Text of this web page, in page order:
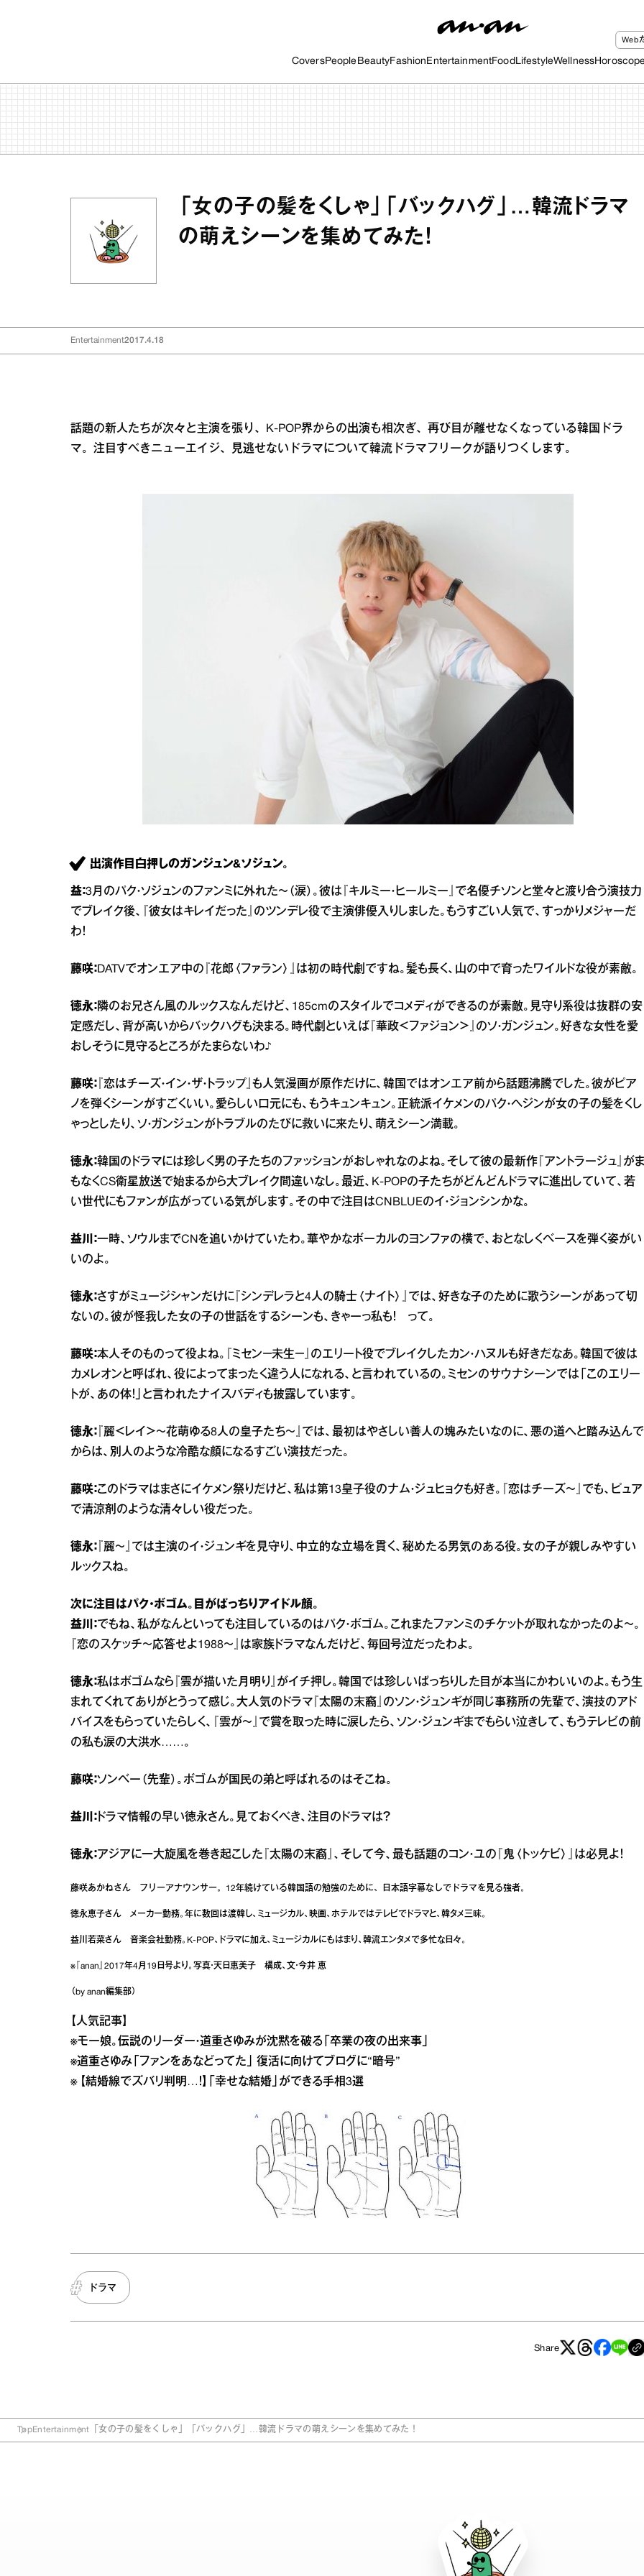
CoversPeople BeautyFashion EntertainmentFood LifestyleWellness
Web
「女の子の髪をくしゃ」「バックハグ」…韓流ドラマ
の萌えシーンを集めてみた！
Entertainment2017.4.18
話題の新人たちが次々と主演を張り、K‐POP界からの出演も相次ぎ、再び目が離せなくなっている韓国ドラ
マ。注目すべきニューエイジ、見逃せないドラマについて韓流ドラマフリークが語りつくします。
出演作目白押しのガンジュン&ソジュン。
益：3月のパク・ソジュンのファンミに外れた～（涙）。彼は『キルミー・ヒールミー』で名優チソンと堂々と渡り合う演技力
でブレイク後、『彼女はキレイだった』のツンデレ役で主演俳優入りしました。もうすごい人気で、すっかりメジャーだ
わ！
藤咲：DATVでオンエア中の『花郎〈ファラン〉』は初の時代劇ですね。髪も長く、山の中で育ったワイルドな役が素敵。
徳永：隣のお兄さん風のルックスなんだけど、185cmのスタイルでコメディができるのが素敵。見守り系役は抜群の安
定感だし、背が高いからバックハグも決まる。時代劇といえば『華政＜ファジョン＞』のソ・ガンジュン。好きな女性を愛
おしそうに見守るところがたまらないわ♪
藤咲： 『恋はチーズ・イン・ザ・トラップ』も人気漫画が原作だけに、韓国ではオンエア前から話題沸騰でした。彼がピア
ノを弾くシーンがすごくいい。愛らしい口元にも、もうキュンキュン。正統派イケメンのパク・ヘジンが女の子の髪をくし
ゃっとしたり、ソ・ガンジュンがトラブルのたびに救いに来たり、萌えシーン満載。
徳永：韓国のドラマには珍しく男の子たちのファッションがおしゃれなのよね。そして彼の最新作『アントラージュ』がま
もなくCS衛星放送で始まるから大ブレイク間違いなし。最近、K‐POPの子たちがどんどんドラマに進出していて、若
い世代にもファンが広がっている気がします。その中で注目はCNBLUEのイ・ジョンシンかな。
益川：一時、ソウルまでCNを追いかけていたわ。華やかなボーカルのヨンファの横で、おとなしくベースを弾く姿がい
いのよ。
徳永：さすがミュージシャンだけに『シンデレラと4人の騎士〈ナイト〉』では、好きな子のために歌うシーンがあって切
ないの。彼が怪我した女の子の世話をするシーンも、きゃーっ私も！ って。
藤咲：本人そのものって役よね。『ミセン－未生－』のエリート役でブレイクしたカン・ハヌルも好きだなあ。韓国で彼は
カメレオンと呼ばれ、役によってまったく違う人になれる、と言われているの。ミセンのサウナシーンでは「このエリー
トが、あの体！」と言われたナイスバディも披露しています。
徳永： 『麗＜レイ＞～花萌ゆる8人の皇子たち～』では、最初はやさしい善人の塊みたいなのに、悪の道へと踏み込んで
からは、別人のような冷酷な顔になるすごい演技だった。
藤咲：このドラマはまさにイケメン祭りだけど、私は第13皇子役のナム・ジュヒョクも好き。『恋はチーズ～』でも、ピュア
で清涼剤のような清々しい役だった。
徳永： 『麗～』では主演のイ・ジュンギを見守り、中立的な立場を貫く、秘めたる男気のある役。女の子が親しみやすい
ルックスね。
次に注目はパク・ボゴム。目がぱっちりアイドル顔。
益川： でもね、私がなんといっても注目しているのはパク・ボゴム。これまたファンミのチケットが取れなかったのよ〜。
『恋のスケッチ～応答せよ1988～』は家族ドラマなんだけど、毎回号泣だったわよ。
徳永：私はボゴムなら『雲が描いた月明り』がイチ押し。韓国では珍しいぱっちりした目が本当にかわいいのよ。もう生
まれてくれてありがとうって感じ。大人気のドラマ『太陽の末裔』のソン・ジュンギが同じ事務所の先輩で、演技のアド
バイスをもらっていたらしく、『雲が～』で賞を取った時に涙したら、ソン・ジュンギまでもらい泣きして、もうテレビの前
の私も涙の大洪水……。
藤咲：ソンベー（先輩）。ボゴムが国民の弟と呼ばれるのはそこね。
益川： ドラマ情報の早い徳永さん。見ておくべき、注目のドラマは？
徳永： アジアに一大旋風を巻き起こした『太陽の末裔』、そして今、最も話題のコン・ユの『鬼〈トッケビ〉』は必見よ！
藤咲あかねさん フリーアナウンサー。12年続けている韓国語の勉強のために、日本語字幕なしでドラマを見る強者。
徳永恵子さん メーカー勤務。年に数回は渡韓し、ミュージカル、映画、ホテルではテレビでドラマと、韓タメ三昧。
益川若菜さん 音楽会社勤務。K-POP、ドラマに加え、ミュージカルにもはまり、韓流エンタメで多忙な日々。
※『anan』2017年4月19日号より。写真・天日恵美子 構成、文・今井 恵
（by anan編集部）
【人気記事】
※モー娘。伝説のリーダー・道重さゆみが沈黙を破る「卒業の夜の出来事」
※道重さゆみ「ファンをあなどってた」 復活に向けてブログに“暗号”
※ 【結婚線でズバリ判明…！】「幸せな結婚」ができる手相3選
ドラマ
Share
TopEntertainment 「女の子の髪をくしゃ」「バックハグ」…韓流ドラマの萌えシーンを集めてみた！